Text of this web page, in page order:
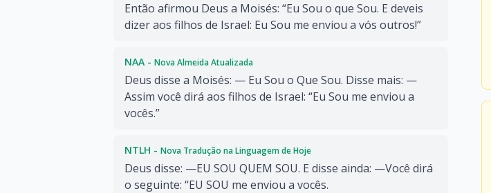
Então afirmou Deus a Moisés: “Eu Sou o que Sou. E deveis
dizer aos filhos de Israel: Eu Sou me enviou a vós outros!”
NAA - Nova Almeida Atualizada
Deus disse a Moisés: — Eu Sou o Que Sou. Disse mais: —
Assim você dirá aos filhos de Israel: “Eu Sou me enviou a
vocês.”
NTLH - Nova Tradução na Linguagem de Hoje
Deus disse: —EU SOU QUEM SOU. E disse ainda: —Você dirá
o seguinte: “EU SOU me enviou a vocês.